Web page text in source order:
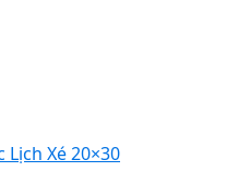
Lịch Xé 20×30